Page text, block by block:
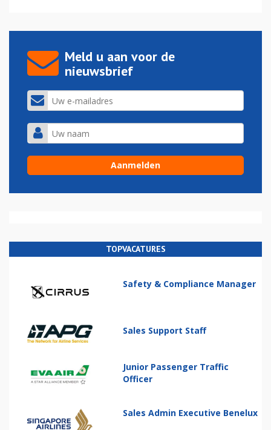
Meld u aan voor de
nieuwsbrief
TOPVACATURES
Safety & Compliance Manager
Sales Support Staff
Junior Passenger Traffic
Officer
Sales Admin Executive Benelux